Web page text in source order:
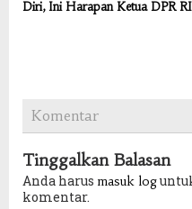
Diri, Ini Harapan Ketua DPR RI
Komentar
Tinggalkan Balasan
Anda harus masuk log
komentar.